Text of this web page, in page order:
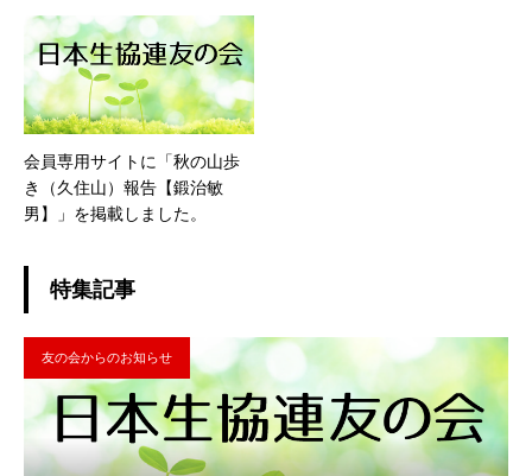
会員専用サイトに「秋の山歩
き（久住山）報告【鍛治敏
男】」を掲載しました。
特集記事
友の会からのお知らせ